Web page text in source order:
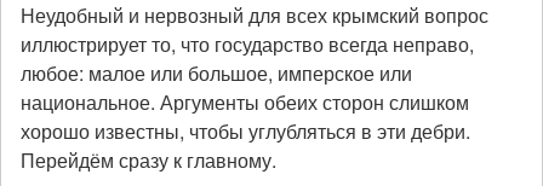
Неудобный и нервозный для всех крымский вопрос
иллюстрирует то, что государство всегда неправо,
любое: малое или большое, имперское или
национальное. Аргументы обеих сторон слишком
хорошо известны, чтобы углубляться в эти дебри.
Перейдём сразу к главному.